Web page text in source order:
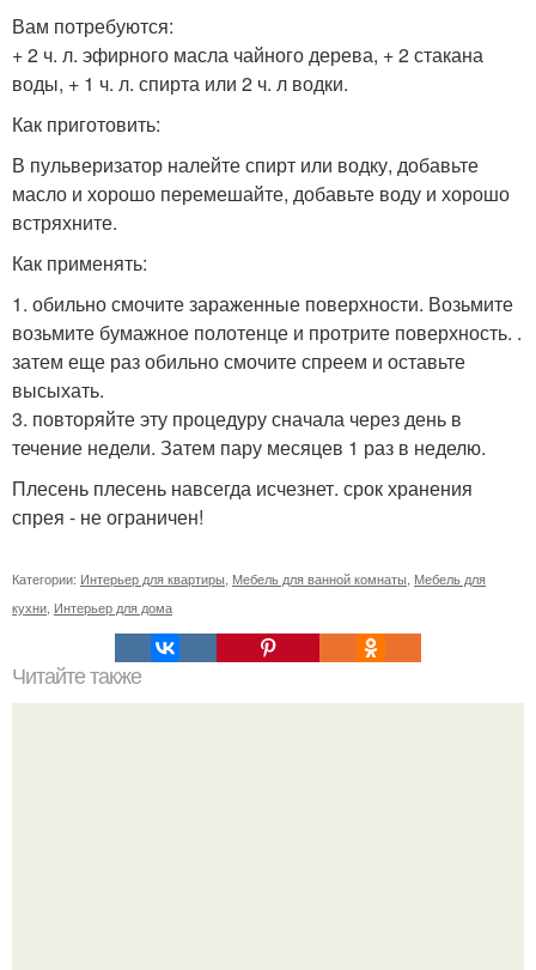
Вам потребуются:
+ 2 ч. л. эфирного масла чайного дерева, + 2 стакана
воды, + 1 ч. л. спирта или 2 ч. л водки.
Как приготовить:
В пульверизатор налейте спирт или водку, добавьте
масло и хорошо перемешайте, добавьте воду и хорошо
встряхните.
Как применять:
1. обильно смочите зараженные поверхности. Возьмите
возьмите бумажное полотенце и протрите поверхность. .
затем еще раз обильно смочите спреем и оставьте
высыхать.
3. повторяйте эту процедуру сначала через день в
течение недели. Затем пару месяцев 1 раз в неделю.
Плесень плесень навсегда исчезнет. срок хранения
спрея - не ограничен!
Категории: Интерьер для квартиры Мебель для ванной комнаты Мебель для
кухни Интерьер для дома
Читайте также